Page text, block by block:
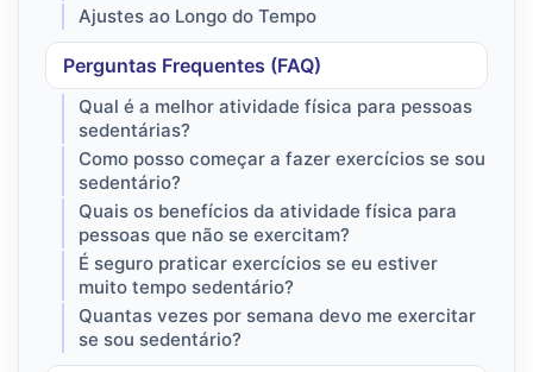
Ajustes ao Longo do Tempo
Perguntas Frequentes (FAQ)
Qual é a melhor atividade física para pessoas
sedentárias?
Como posso começar a fazer exercícios se sou
sedentário?
Quais os benefícios da atividade física para
pessoas que não se exercitam?
É seguro praticar exercícios se eu estiver
muito tempo sedentário?
Quantas vezes por semana devo me exercitar
se sou sedentário?